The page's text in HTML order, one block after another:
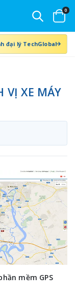
0
đại lý TechGlobal
VỊ XE MÁY
mềm GPS